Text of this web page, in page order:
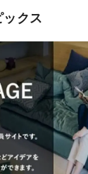
クス